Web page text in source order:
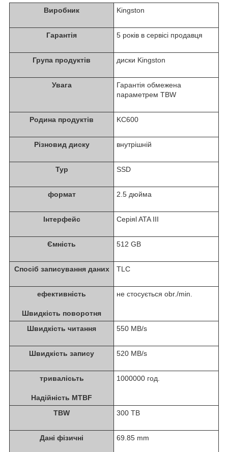
Виробник Kingston
Гарантія 5 років в сервісі продавця
Група продуктів диски Kingston
Увага
Гарантія обмежена
параметрем TBW
Родина продуктів KC600
Різновид диску внутрішній
Typ SSD
формат 2.5 дюйма
Інтерфейс Серіяl ATA III
Ємність 512 GB
Спосіб записування даних TLC
ефективність
Швидкість поворотня
не стосується obr./min.
Швидкість читання 550 MB/s
Швидкість запису 520 MB/s
тривалісьть
Надійність MTBF
1000000 год.
TBW 300 TB
Дані фізичні 69.85 mm